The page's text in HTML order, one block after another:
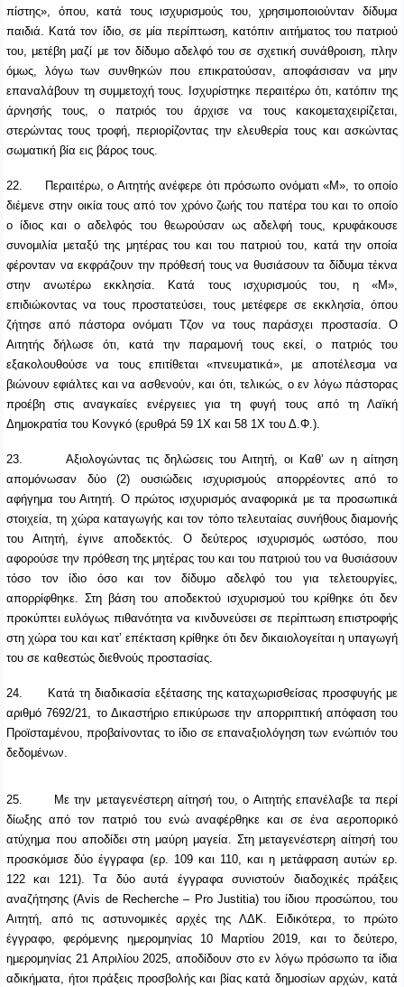
πίστης», όπου, κατά τους ισχυρισμούς του, χρησιμοποιούνταν δίδυμα
παιδιά. Κατά τον ίδιο, σε μία περίπτωση, κατόπιν αιτήματος του πατριού
του, μετέβη μαζί με τον δίδυμο αδελφό του σε σχετική συνάθροιση, πλην
όμως, λόγω των συνθηκών που επικρατούσαν, αποφάσισαν να μην
επαναλάβουν τη συμμετοχή τους. Ισχυρίστηκε περαιτέρω ότι, κατόπιν της
άρνησής τους, ο πατριός του άρχισε να τους κακομεταχειρίζεται,
στερώντας τους τροφή, περιορίζοντας την ελευθερία τους και ασκώντας
σωματική βία εις βάρος τους.
22.
Περαιτέρω, ο Αιτητής ανέφερε ότι πρόσωπο ονόματι «Μ», το οποίο
διέμενε στην οικία τους από τον χρόνο ζωής του πατέρα του και το οποίο
ο ίδιος και ο αδελφός του θεωρούσαν ως αδελφή τους, κρυφάκουσε
συνομιλία μεταξύ της μητέρας του και του πατριού του, κατά την οποία
φέρονταν να εκφράζουν την πρόθεσή τους να θυσιάσουν τα δίδυμα τέκνα
στην ανωτέρω εκκλησία. Κατά τους ισχυρισμούς του, η «Μ»,
επιδιώκοντας να τους προστατεύσει, τους μετέφερε σε εκκλησία, όπου
ζήτησε από πάστορα ονόματι Τζον να τους παράσχει προστασία. Ο
Αιτητής δήλωσε ότι, κατά την παραμονή τους εκεί, ο πατριός του
εξακολουθούσε να τους επιτίθεται «πνευματικά», με αποτέλεσμα να
βιώνουν εφιάλτες και να ασθενούν, και ότι, τελικώς, ο εν λόγω πάστορας
προέβη στις αναγκαίες ενέργειες για τη φυγή τους από τη Λαϊκή
Δημοκρατία του Κονγκό (ερυθρά 59 1Χ και 58 1Χ του Δ.Φ.).
23.
Αξιολογώντας τις δηλώσεις του Αιτητή, οι Καθ’ ων η αίτηση
απομόνωσαν δύο (2) ουσιώδεις ισχυρισμούς απορρέοντες από το
αφήγημα του Αιτητή. Ο πρώτος ισχυρισμός αναφορικά με τα προσωπικά
στοιχεία, τη χώρα καταγωγής και τον τόπο τελευταίας συνήθους διαμονής
του Αιτητή, έγινε αποδεκτός. Ο δεύτερος ισχυρισμός ωστόσο, που
αφορούσε την πρόθεση της μητέρας του και του πατριού του να θυσιάσουν
τόσο τον ίδιο όσο και τον δίδυμο αδελφό του για τελετουργίες,
απορρίφθηκε. Στη βάση του αποδεκτού ισχυρισμού του κρίθηκε ότι δεν
προκύπτει ευλόγως πιθανότητα να κινδυνεύσει σε περίπτωση επιστροφής
στη χώρα του και κατ’ επέκταση κρίθηκε ότι δεν δικαιολογείται η υπαγωγή
του σε καθεστώς διεθνούς προστασίας.
24.
Κατά τη διαδικασία εξέτασης της καταχωρισθείσας προσφυγής με
αριθμό 7692/21, το Δικαστήριο επικύρωσε την απορριπτική απόφαση του
Προϊσταμένου, προβαίνοντας το ίδιο σε επαναξιολόγηση των ενώπιόν του
δεδομένων.
25.
Με την μεταγενέστερη αίτησή του, ο Αιτητής επανέλαβε τα περί
δίωξης από τον πατριό του ενώ αναφέρθηκε και σε ένα αεροπορικό
ατύχημα που αποδίδει στη μαύρη μαγεία. Στη μεταγενέστερη αίτησή του
προσκόμισε δύο έγγραφα (ερ. 109 και 110, και η μετάφραση αυτών ερ.
122 και 121).Tα δύο αυτά έγγραφα συνιστούν διαδοχικές πράξεις
αναζήτησης (Avis de Recherche – Pro Justitia) του ίδιου προσώπου, του
Αιτητή, από τις αστυνομικές αρχές της ΛΔΚ. Ειδικότερα, το πρώτο
έγγραφο, φερόμενης ημερομηνίας 10 Μαρτίου 2019, και το δεύτερο,
ημερομηνίας 21 Απριλίου 2025, αποδίδουν στο εν λόγω πρόσωπο τα ίδια
αδικήματα, ήτοι πράξεις προσβολής και βίας κατά δημοσίων αρχών, κατά